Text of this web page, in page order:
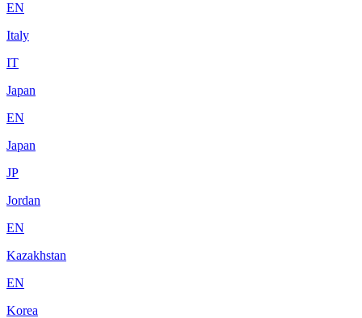
EN
Italy
IT
Japan
EN
Japan
JP
Jordan
EN
Kazakhstan
EN
Korea